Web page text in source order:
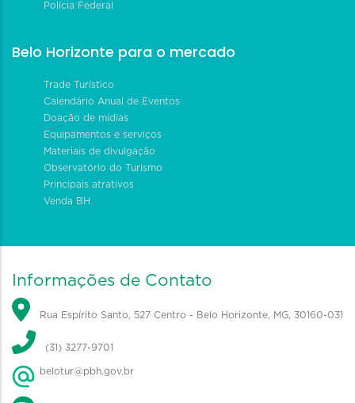
Polícia Federal
Belo Horizonte para o mercado
Trade Turístico
Calendário Anual de Eventos
Doação de mídias
Equipamentos e serviços
Materiais de divulgação
Observatório do Turismo
Principais atrativos
Venda BH
Informações de Contato
Rua Espírito Santo, 527 Centro - Belo Horizonte, MG, 30160-031
(31) 3277-9701
belotur@pbh.gov.br